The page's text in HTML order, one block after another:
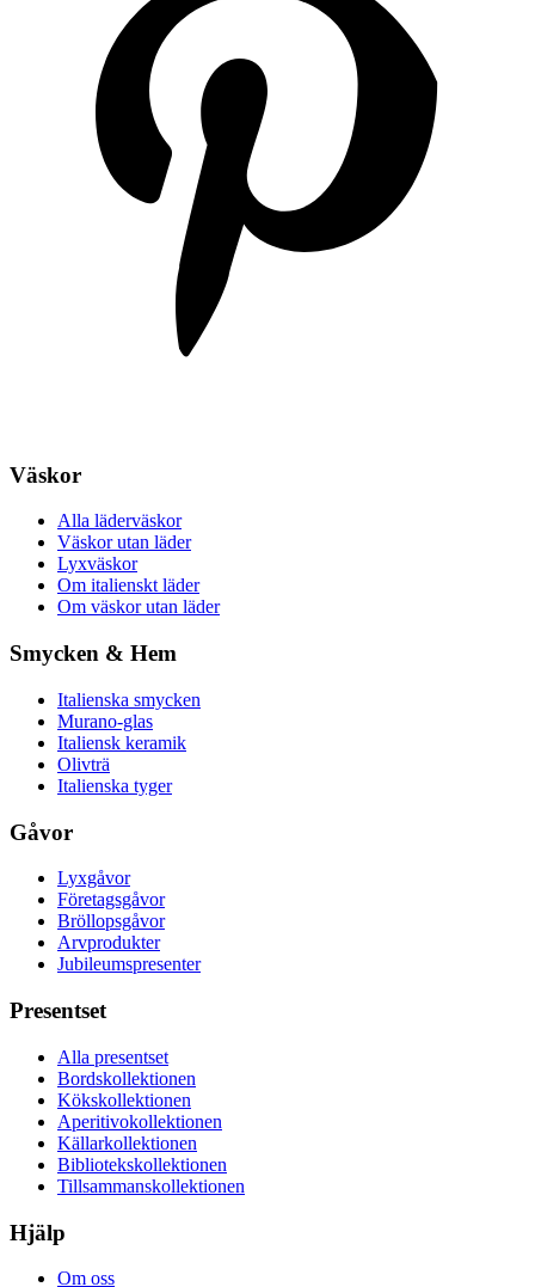
Väskor
Alla läderväskor
Väskor utan läder
Lyxväskor
Om italienskt läder
Om väskor utan läder
Smycken & Hem
Italienska smycken
Murano-glas
Italiensk keramik
Olivträ
Italienska tyger
Gåvor
Lyxgåvor
Företagsgåvor
Bröllopsgåvor
Arvprodukter
Jubileumspresenter
Presentset
Alla presentset
Bordskollektionen
Kökskollektionen
Aperitivokollektionen
Källarkollektionen
Bibliotekskollektionen
Tillsammanskollektionen
Hjälp
Om oss